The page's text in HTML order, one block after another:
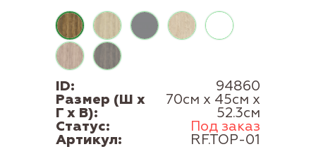
ID: 94860
Размер (Ш x
Г x В):
70см x 45см x
52.3см
Статус: Под заказ
Артикул: RF.TOP-01